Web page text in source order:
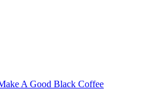
A Good Black Coffee